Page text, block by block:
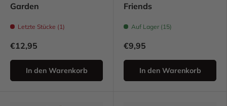
Garden
Letzte Stücke (1)
€12,95
In den Warenkorb
Friends
Auf Lager (15)
€9,95
In den Warenkorb